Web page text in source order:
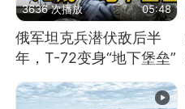
3636 次播放 05:48
俄军坦克兵潜伏敌后半
年，T-72变身“地下堡垒”